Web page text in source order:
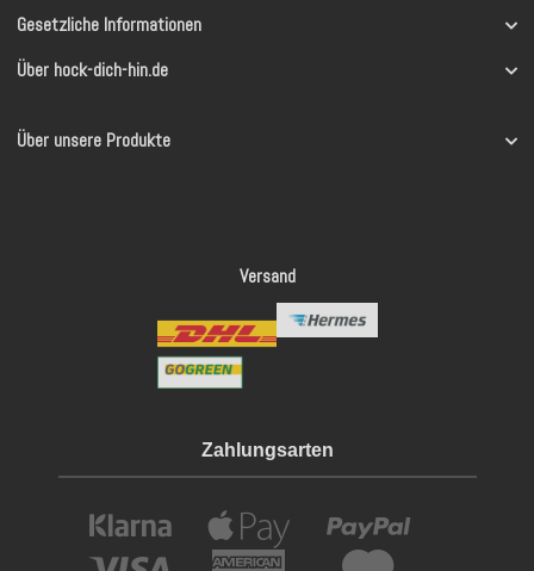
Gesetzliche Informationen
Über hock-dich-hin.de
Über unsere Produkte
Versand
Zahlungsarten